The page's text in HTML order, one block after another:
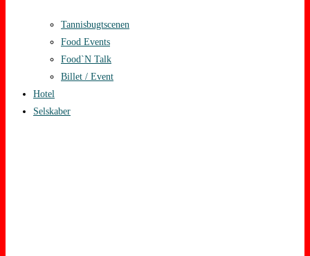
Tannisbugtscenen
Food Events
Food`N Talk
Billet / Event
Hotel
Selskaber